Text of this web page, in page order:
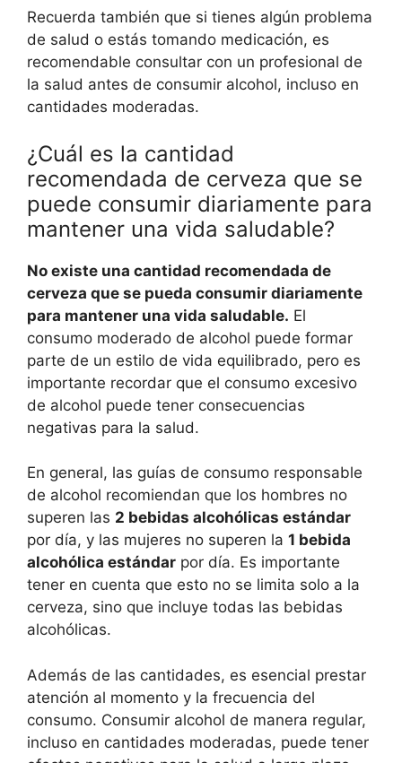
Recuerda también que si tienes algún problema
de salud o estás tomando medicación, es
recomendable consultar con un profesional de
la salud antes de consumir alcohol, incluso en
cantidades moderadas.
¿Cuál es la cantidad
recomendada de cerveza que se
puede consumir diariamente para
mantener una vida saludable?
No existe una cantidad recomendada de
cerveza que se pueda consumir diariamente
para mantener una vida saludable. El
consumo moderado de alcohol puede formar
parte de un estilo de vida equilibrado, pero es
importante recordar que el consumo excesivo
de alcohol puede tener consecuencias
negativas para la salud.
En general, las guías de consumo responsable
de alcohol recomiendan que los hombres no
superen las 2 bebidas alcohólicas estándar
por día, y las mujeres no superen la 1 bebida
alcohólica estándar por día. Es importante
tener en cuenta que esto no se limita solo a la
cerveza, sino que incluye todas las bebidas
alcohólicas.
Además de las cantidades, es esencial prestar
atención al momento y la frecuencia del
consumo. Consumir alcohol de manera regular,
incluso en cantidades moderadas, puede tener